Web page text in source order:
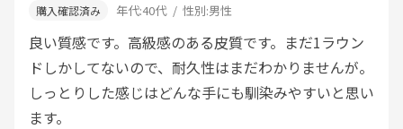
年代:40代 性別:男性
良い質感です。高級感のある皮質です。まだ1ラウン
ドしかしてないので、耐久性はまだわかりませんが。
しっとりした感じはどんな手にも馴染みやすいと思い
ます。